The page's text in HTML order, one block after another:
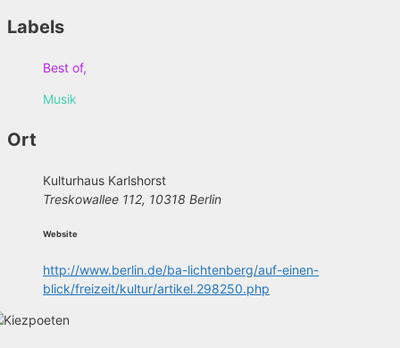
Labels
Best of,
Musik
Ort
Kulturhaus Karlshorst
Treskowallee 112, 10318 Berlin
Website
http://www.berlin.de/ba-lichtenberg/auf-einen-
blick/freizeit/kultur/artikel.298250.php